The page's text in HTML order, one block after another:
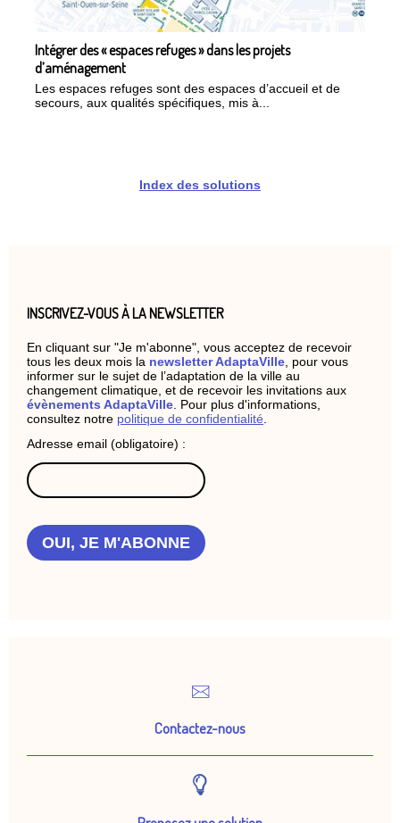
Intégrer des « espaces refuges » dans les projets
d’aménagement
Les espaces refuges sont des espaces d’accueil et de
secours, aux qualités spécifiques, mis à...
Index des solutions
INSCRIVEZ-VOUS À LA NEWSLETTER
En cliquant sur "Je m'abonne", vous acceptez de recevoir
tous les deux mois la newsletter AdaptaVille , pour vous
informer sur le sujet de l’adaptation de la ville au
changement climatique, et de recevoir les invitations aux
évènements AdaptaVille . Pour plus d'informations,
consultez notre politique de confidentialité
Adresse email (obligatoire) :
OUI, JE M'ABONNE
Contactez-nous